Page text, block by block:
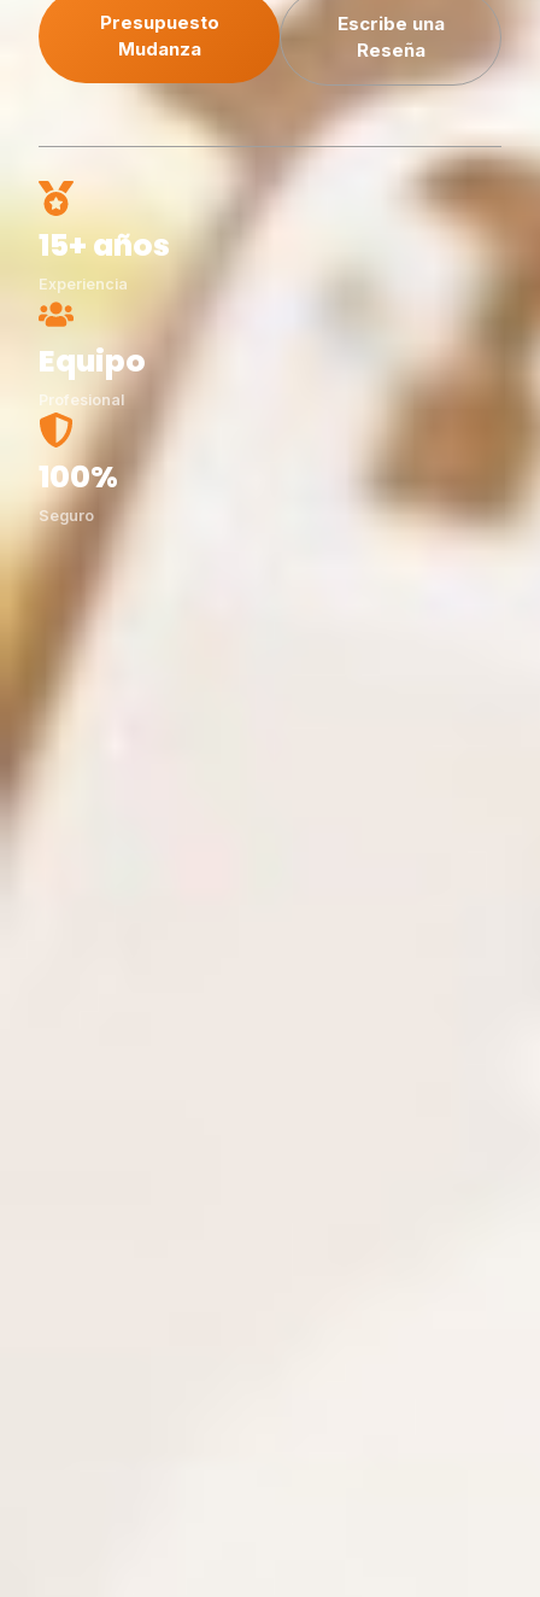
Presupuesto
Mudanza
Escribe una
Reseña
15+ años
Experiencia
Equipo
Profesional
100%
Seguro